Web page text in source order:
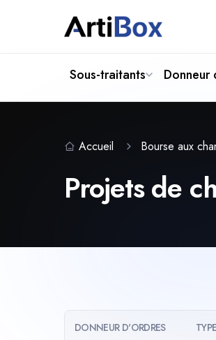
Sous-traitants Donneur
Accueil Bourse aux
Projets de
DONNEUR D'ORDRES